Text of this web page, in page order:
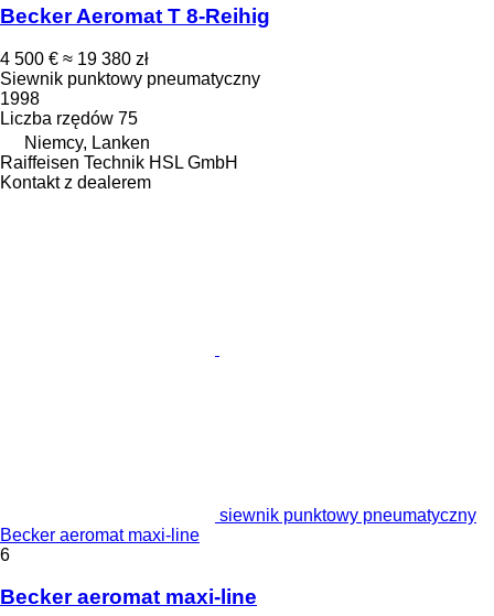
Becker Aeromat T 8-Reihig
4 500 € ≈ 19 380 zł
Siewnik punktowy pneumatyczny
1998
Liczba rzędów 75
Niemcy, Lanken
Raiffeisen Technik HSL GmbH
Kontakt z dealerem
siewnik punktowy pneumatyczny
Becker aeromat maxi-line
6
Becker aeromat maxi-line